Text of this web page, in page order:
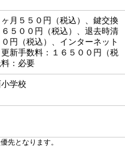
月５５０円（税込）、鍵交換
５００円（税込）、退去時清
円（税込）、インターネット
新手数料：１６５００円（税
：必要
学校
先となります。